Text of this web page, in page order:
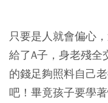
只要是人就會偏心
給了A子，身老殘全
的錢足夠照料自己
吧！畢竟孩子要學